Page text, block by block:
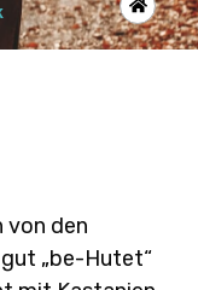
von den
„be-Hutet“